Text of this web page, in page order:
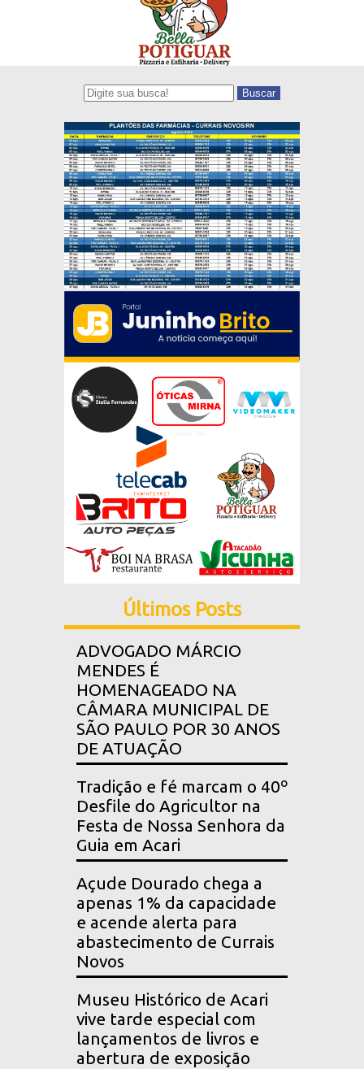
Buscar
Últimos Posts
ADVOGADO MÁRCIO
MENDES É
HOMENAGEADO NA
CÂMARA MUNICIPAL DE
SÃO PAULO POR 30 ANOS
DE ATUAÇÃO
Tradição e fé marcam o 40º
Desfile do Agricultor na
Festa de Nossa Senhora da
Guia em Acari
Açude Dourado chega a
apenas 1% da capacidade
e acende alerta para
abastecimento de Currais
Novos
Museu Histórico de Acari
vive tarde especial com
lançamentos de livros e
abertura de exposição